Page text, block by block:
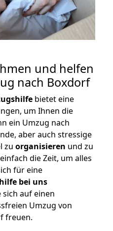
und helfen
nach Boxdorf
bietet eine
um Ihnen die
ein Umzug nach
aber auch stressige
zu organisieren und zu
die Zeit, um alles
für eine
bei uns
sich auf einen
Umzug von
freuen.